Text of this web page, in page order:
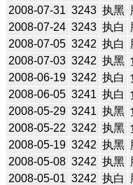
2008-07-31 3243 执黑
2008-07-24 3243 执白
2008-07-05 3242 执白
2008-07-03 3242 执黑
2008-06-19 3242 执白
2008-06-05 3241 执白
2008-05-29 3241 执黑
2008-05-22 3242 执黑
2008-05-19 3242 执黑
2008-05-08 3242 执黑
2008-05-01 3242 执白